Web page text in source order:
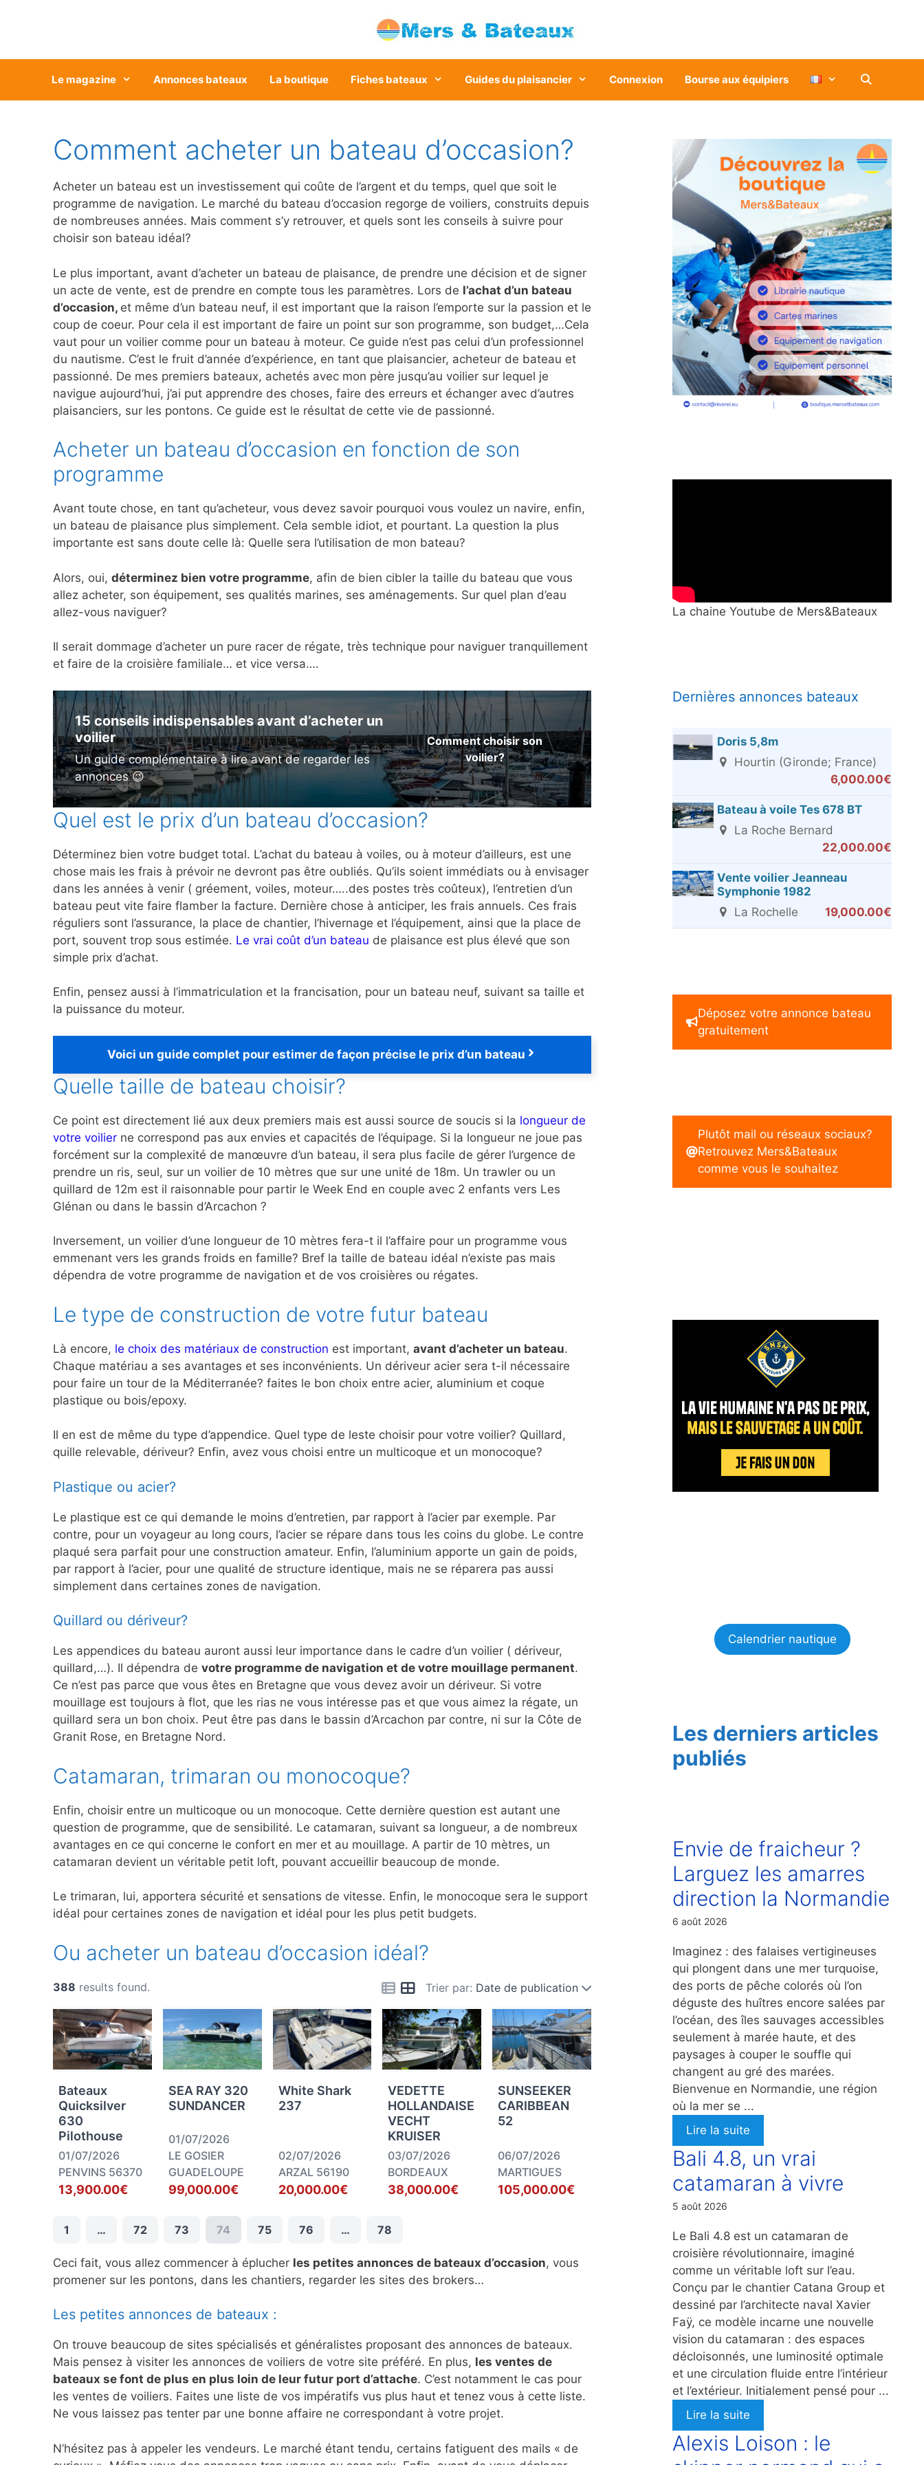
Le magazine Annonces bateaux La boutique Fiches bateaux Guides du plaisancier Connexion Bourse aux équipiers
Comment acheter un bateau d’occasion?
Acheter un bateau est un investissement qui coûte de l’argent et du temps, quel que soit le
programme de navigation. Le marché du bateau d’occasion regorge de voiliers, construits depuis
de nombreuses années. Mais comment s’y retrouver, et quels sont les conseils à suivre pour
choisir son bateau idéal?
Le plus important, avant d’acheter un bateau de plaisance, de prendre une décision et de signer
un acte de vente, est de prendre en compte tous les paramètres. Lors de l’achat d’un bateau
d’occasion, et même d’un bateau neuf, il est important que la raison l’emporte sur la passion et le
coup de coeur. Pour cela il est important de faire un point sur son programme, son budget,…Cela
vaut pour un voilier comme pour un bateau à moteur. Ce guide n’est pas celui d’un professionnel
du nautisme. C’est le fruit d’année d’expérience, en tant que plaisancier, acheteur de bateau et
passionné. De mes premiers bateaux, achetés avec mon père jusqu’au voilier sur lequel je
navigue aujourd’hui, j’ai put apprendre des choses, faire des erreurs et échanger avec d’autres
plaisanciers, sur les pontons. Ce guide est le résultat de cette vie de passionné.
Acheter un bateau d’occasion en fonction de son
programme
Avant toute chose, en tant qu’acheteur, vous devez savoir pourquoi vous voulez un navire, enfin,
un bateau de plaisance plus simplement. Cela semble idiot, et pourtant. La question la plus
importante est sans doute celle là: Quelle sera l’utilisation de mon bateau?
Alors, oui, déterminez bien votre programme, afin de bien cibler la taille du bateau que vous
allez acheter, son équipement, ses qualités marines, ses aménagements. Sur quel plan d’eau
allez-vous naviguer?
Il serait dommage d’acheter un pure racer de régate, très technique pour naviguer tranquillement
et faire de la croisière familiale… et vice versa….
15 conseils indispensables avant d’acheter un
voilier
Un guide complémentaire à lire avant de regarder les
annonces 😉
Comment choisir son
voilier?
Quel est le prix d’un bateau d’occasion?
Déterminez bien votre budget total. L’achat du bateau à voiles, ou à moteur d’ailleurs, est une
chose mais les frais à prévoir ne devront pas être oubliés. Qu’ils soient immédiats ou à envisager
dans les années à venir ( gréement, voiles, moteur…..des postes très coûteux), l’entretien d’un
bateau peut vite faire flamber la facture. Dernière chose à anticiper, les frais annuels. Ces frais
réguliers sont l’assurance, la place de chantier, l’hivernage et l’équipement, ainsi que la place de
port, souvent trop sous estimée. Le vrai coût d’un bateau de plaisance est plus élevé que son
simple prix d’achat.
Enfin, pensez aussi à l’immatriculation et la francisation, pour un bateau neuf, suivant sa taille et
la puissance du moteur.
Voici un guide complet pour estimer de façon précise le prix d’un bateau
Quelle taille de bateau choisir?
Ce point est directement lié aux deux premiers mais est aussi source de soucis si la longueur de
votre voilier ne correspond pas aux envies et capacités de l’équipage. Si la longueur ne joue pas
forcément sur la complexité de manœuvre d’un bateau, il sera plus facile de gérer l’urgence de
prendre un ris, seul, sur un voilier de 10 mètres que sur une unité de 18m. Un trawler ou un
quillard de 12m est il raisonnable pour partir le Week End en couple avec 2 enfants vers Les
Glénan ou dans le bassin d’Arcachon ?
Inversement, un voilier d’une longueur de 10 mètres fera-t il l’affaire pour un programme vous
emmenant vers les grands froids en famille? Bref la taille de bateau idéal n’existe pas mais
dépendra de votre programme de navigation et de vos croisières ou régates.
Le type de construction de votre futur bateau
Là encore, le choix des matériaux de construction est important, avant d’acheter un bateau.
Chaque matériau a ses avantages et ses inconvénients. Un dériveur acier sera t-il nécessaire
pour faire un tour de la Méditerranée? faites le bon choix entre acier, aluminium et coque
plastique ou bois/epoxy.
Il en est de même du type d’appendice. Quel type de leste choisir pour votre voilier? Quillard,
quille relevable, dériveur? Enfin, avez vous choisi entre un multicoque et un monocoque?
Plastique ou acier?
Le plastique est ce qui demande le moins d’entretien, par rapport à l’acier par exemple. Par
contre, pour un voyageur au long cours, l’acier se répare dans tous les coins du globe. Le contre
plaqué sera parfait pour une construction amateur. Enfin, l’aluminium apporte un gain de poids,
par rapport à l’acier, pour une qualité de structure identique, mais ne se réparera pas aussi
simplement dans certaines zones de navigation.
Quillard ou dériveur?
Les appendices du bateau auront aussi leur importance dans le cadre d’un voilier ( dériveur,
quillard,…). Il dépendra de votre programme de navigation et de votre mouillage permanent.
Ce n’est pas parce que vous êtes en Bretagne que vous devez avoir un dériveur. Si votre
mouillage est toujours à flot, que les rias ne vous intéresse pas et que vous aimez la régate, un
quillard sera un bon choix. Peut être pas dans le bassin d’Arcachon par contre, ni sur la Côte de
Granit Rose, en Bretagne Nord.
Catamaran, trimaran ou monocoque?
Enfin, choisir entre un multicoque ou un monocoque. Cette dernière question est autant une
question de programme, que de sensibilité. Le catamaran, suivant sa longueur, a de nombreux
avantages en ce qui concerne le confort en mer et au mouillage. A partir de 10 mètres, un
catamaran devient un véritable petit loft, pouvant accueillir beaucoup de monde.
Le trimaran, lui, apportera sécurité et sensations de vitesse. Enfin, le monocoque sera le support
idéal pour certaines zones de navigation et idéal pour les plus petit budgets.
Ou acheter un bateau d’occasion idéal?
Trier par: Date de publication
388 results found.
Bateaux
Quicksilver
630
Pilothouse
01/07/2026
PENVINS 56370
13,900.00€
SEA RAY 320
SUNDANCER
01/07/2026
LE GOSIER
GUADELOUPE
99,000.00€
White Shark
237
02/07/2026
ARZAL 56190
20,000.00€
VEDETTE
HOLLANDAISE
VECHT
KRUISER
03/07/2026
BORDEAUX
38,000.00€
SUNSEEKER
CARIBBEAN
52
06/07/2026
MARTIGUES
105,000.00€
1 … 72 73 74 75 76 … 78
Ceci fait, vous allez commencer à éplucher les petites annonces de bateaux d’occasion, vous
promener sur les pontons, dans les chantiers, regarder les sites des brokers…
Les petites annonces de bateaux :
On trouve beaucoup de sites spécialisés et généralistes proposant des annonces de bateaux.
Mais pensez à visiter les annonces de voiliers de votre site préféré. En plus, les ventes de
bateaux se font de plus en plus loin de leur futur port d’attache. C’est notamment le cas pour
les ventes de voiliers. Faites une liste de vos impératifs vus plus haut et tenez vous à cette liste.
Ne vous laissez pas tenter par une bonne affaire ne correspondant à votre projet.
N’hésitez pas à appeler les vendeurs. Le marché étant tendu, certains fatiguent des mails « de
La chaine Youtube de Mers&Bateaux
Dernières annonces bateaux
Doris 5,8m
Hourtin (Gironde; France)
6,000.00€
Bateau à voile Tes 678 BT
La Roche Bernard
22,000.00€
Vente voilier Jeanneau
Symphonie 1982
La Rochelle
19,000.00€
Déposez votre annonce bateau
gratuitement
Plutôt mail ou réseaux sociaux?
Retrouvez Mers&Bateaux
comme vous le souhaitez
Calendrier nautique
Les derniers articles
publiés
Envie de fraicheur ?
Larguez les amarres
direction la Normandie
6 août 2026
Imaginez : des falaises vertigineuses
qui plongent dans une mer turquoise,
des ports de pêche colorés où l’on
déguste des huîtres encore salées par
l’océan, des îles sauvages accessibles
seulement à marée haute, et des
paysages à couper le souffle qui
changent au gré des marées.
Bienvenue en Normandie, une région
où la mer se ...
Lire la suite
Bali 4.8, un vrai
catamaran à vivre
5 août 2026
Le Bali 4.8 est un catamaran de
croisière révolutionnaire, imaginé
comme un véritable loft sur l’eau.
Conçu par le chantier Catana Group et
dessiné par l’architecte naval Xavier
Faÿ, ce modèle incarne une nouvelle
vision du catamaran : des espaces
décloisonnés, une luminosité optimale
et une circulation fluide entre l’intérieur
et l’extérieur. Initialement pensé pour ...
Lire la suite
Alexis Loison : le